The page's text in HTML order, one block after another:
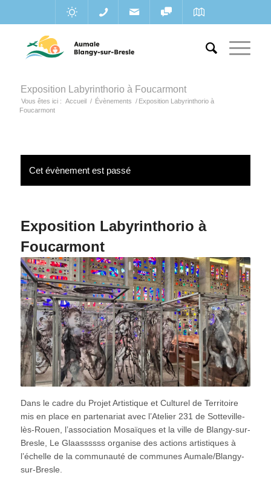
Exposition Labyrinthorio à Foucarmont
Vous êtes ici : Accueil / Évènements / Exposition Labyrinthorio à
Foucarmont
Cet évènement est passé
Exposition Labyrinthorio à
Foucarmont
Dans le cadre du Projet Artistique et Culturel de Territoire
mis en place en partenariat avec l’Atelier 231 de Sotteville-
lès-Rouen, l’association Mosaïques et la ville de Blangy-sur-
Bresle, Le Glaassssss organise des actions artistiques à
l’échelle de la communauté de communes Aumale/Blangy-
sur-Bresle.